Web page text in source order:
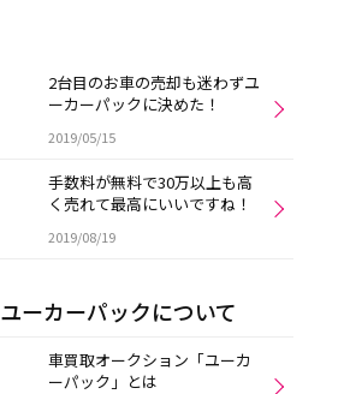
2台目のお車の売却も迷わずユ
ーカーパックに決めた！
2019/05/15
手数料が無料で30万以上も高
く売れて最高にいいですね！
2019/08/19
ユーカーパックについて
車買取オークション「ユーカ
ーパック」とは